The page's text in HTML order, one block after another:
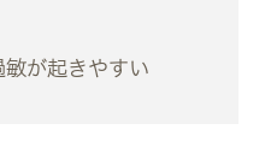
敏が起きやすい